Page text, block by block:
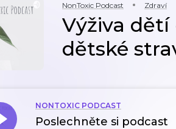
NonToxic Podcast Zdraví
Výživa
dětské
NONTOXIC PODCAST
Poslechněte si podcast